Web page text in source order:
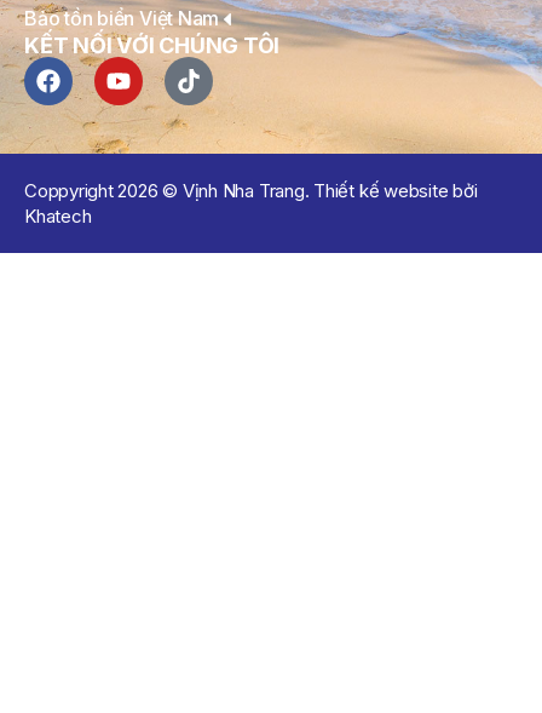
Bảo tồn biển Việt Nam
KẾT NỐI VỚI CHÚNG TÔI
Coppyright 2026 © Vịnh Nha Trang. Thiết kế website bởi
Khatech